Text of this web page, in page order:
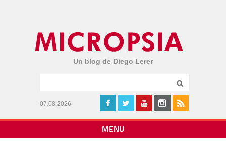
Un blog de Diego Lerer
07.08.2026
MENU